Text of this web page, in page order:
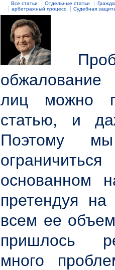
Все статьи Отдельные статьи
арбитражный процесс
Судебная
лиц можно
статью, и
Поэтому
основанном
претендуя
всем ее
пришлось
много